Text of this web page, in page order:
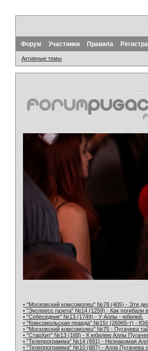
Форум Участники Правила
Активные темы
• "Московский комсомолец" №78 (405) - Эти
• "Экспресс газета" №14 (1259) - Как погибали
• "Собеседник" №13 (1749) - У Аллы - юбилей.
• "Комсомольская правда" №15т (26965-т) -
• "Московский комсомолец" №75 - Пугачева
• "СтарХит" №13 (168) - К юбилею Аллы
• "Телепрограмма" №14 (891) - Незнакомая
• "Телепрограмма" №10 (887) - Алла Пугачева